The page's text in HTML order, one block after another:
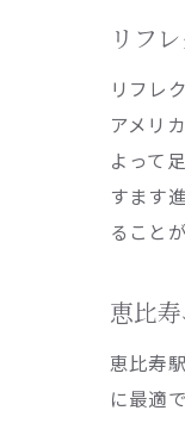
リフ
リフレ
アメリ
よって
すます
ること
恵比
恵比寿
に最適